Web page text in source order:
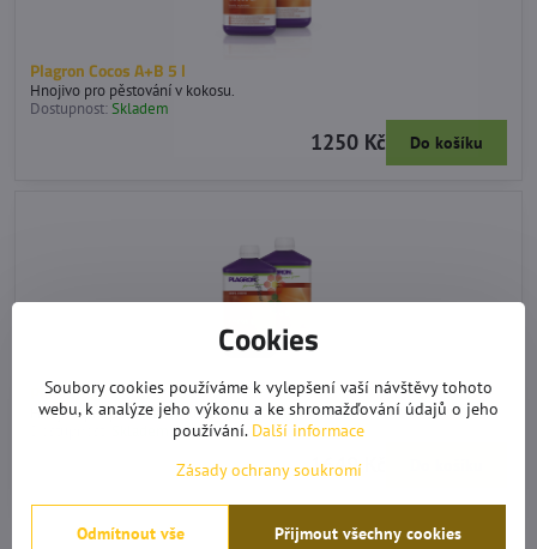
Plagron Cocos A+B 5 l
Hnojivo pro pěstování v kokosu.
Dostupnost:Skladem
1250 Kč Do košíku
Plagron Cocos A+B 10 l
Hnojivo pro pěstování v kokosu.
1649 Kč
Cookies
Soubory cookies používáme k vylepšení vaší návštěvy tohoto
webu, k analýze jeho výkonu a ke shromažďování údajů o jeho
používání. Další informace
Zásady ochrany soukromí
Přijmout všechny cookies
Odmítnout vše